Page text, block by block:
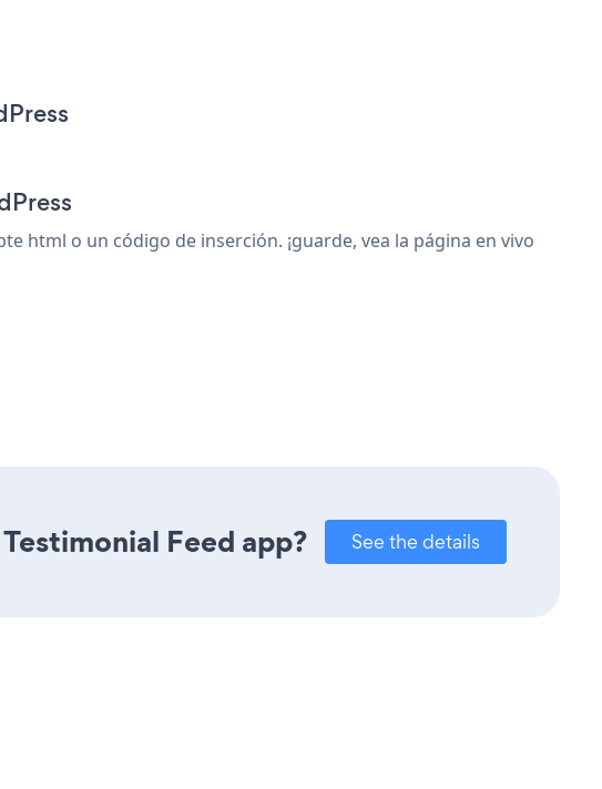
html o un código de inserción. ¡guarde, vea la página en vivo
Feed app? See the details